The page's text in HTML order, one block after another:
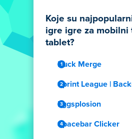
Koje su
igre igre za mobilni
tablet?
Duck Merge
Sprint League |
Eggsplosion
Spacebar Clicker